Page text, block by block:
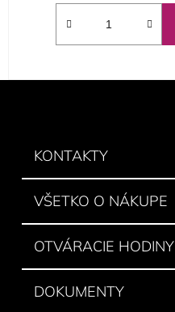
KONTAKTY
VŠETKO O NÁKUPE
OTVÁRACIE HODINY
DOKUMENTY